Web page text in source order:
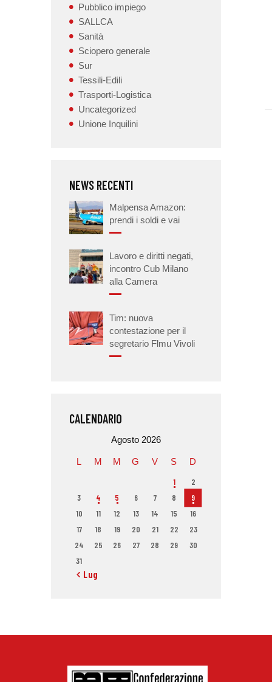
Pubblico impiego
SALLCA
Sanità
Sciopero generale
Sur
Tessili-Edili
Trasporti-Logistica
Uncategorized
Unione Inquilini
NEWS RECENTI
Malpensa Amazon:
prendi i soldi e vai
Lavoro e diritti negati,
incontro Cub Milano
alla Camera
Tim: nuova
contestazione per il
segretario Flmu Vivoli
CALENDARIO
Agosto 2026
L M M G V S D
1
2
3
4 5 6 7 8
9
10
11 12 13 14 15
16
17
18 19 20 21 22
23
24
25 26 27 28 29
30
31
« Lug